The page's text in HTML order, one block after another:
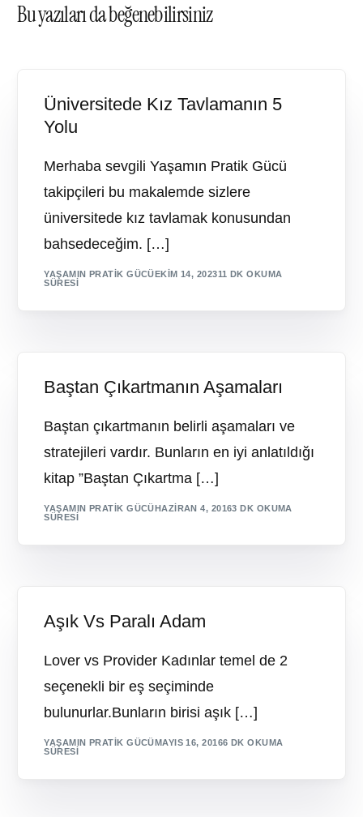
Bu yazıları da beğenebilirsiniz
Üniversitede Kız Tavlamanın 5
Yolu
Merhaba sevgili Yaşamın Pratik Gücü
takipçileri bu makalemde sizlere
üniversitede kız tavlamak konusundan
bahsedeceğim. […]
YAŞAMIN PRATIK GÜCÜEKIM 14, 202311 DK OKUMA
SÜRESI
Baştan Çıkartmanın Aşamaları
Baştan çıkartmanın belirli aşamaları ve
stratejileri vardır. Bunların en iyi anlatıldığı
kitap ”Baştan Çıkartma […]
YAŞAMIN PRATIK GÜCÜHAZIRAN 4, 20163 DK OKUMA
SÜRESI
Aşık Vs Paralı Adam
Lover vs Provider Kadınlar temel de 2
seçenekli bir eş seçiminde
bulunurlar.Bunların birisi aşık […]
YAŞAMIN PRATIK GÜCÜMAYIS 16, 20166 DK OKUMA
SÜRESI